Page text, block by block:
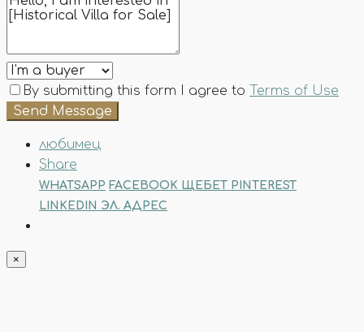
By submitting this form I agree to
Terms of Use
Send Message
любимец
Share
WHATSAPP FACEBOOK ЩЕБЕТ PINTEREST
LINKEDIN ЭЛ. АДРЕС
×